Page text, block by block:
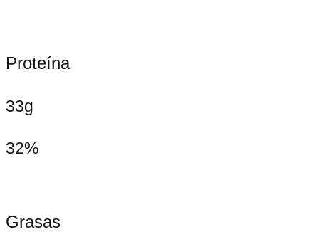
Proteína
33g
32%
Grasas